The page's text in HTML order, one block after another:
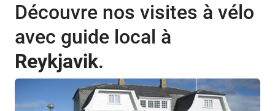
Découvre nos visites à vélo
avec guide local à
Reykjavik.